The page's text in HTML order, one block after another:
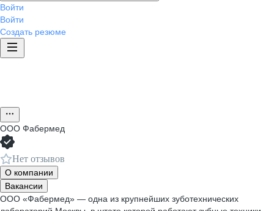
Войти
Войти
Создать резюме
ООО Фабермед
Нет отзывов
О компании
Вакансии
ООО «Фабермед» — одна из крупнейших зуботехнических